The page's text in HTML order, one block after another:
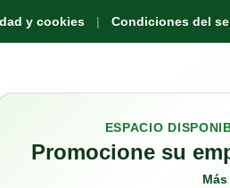
y cookies Condiciones del
ESPACIO
Promocione su